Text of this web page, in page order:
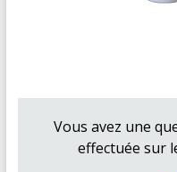
Vous avez une
effectuée sur